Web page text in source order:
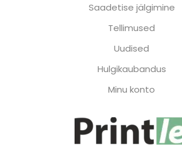
Saadetise jälgimine
Tellimused
Uudised
Hulgikaubandus
Minu konto